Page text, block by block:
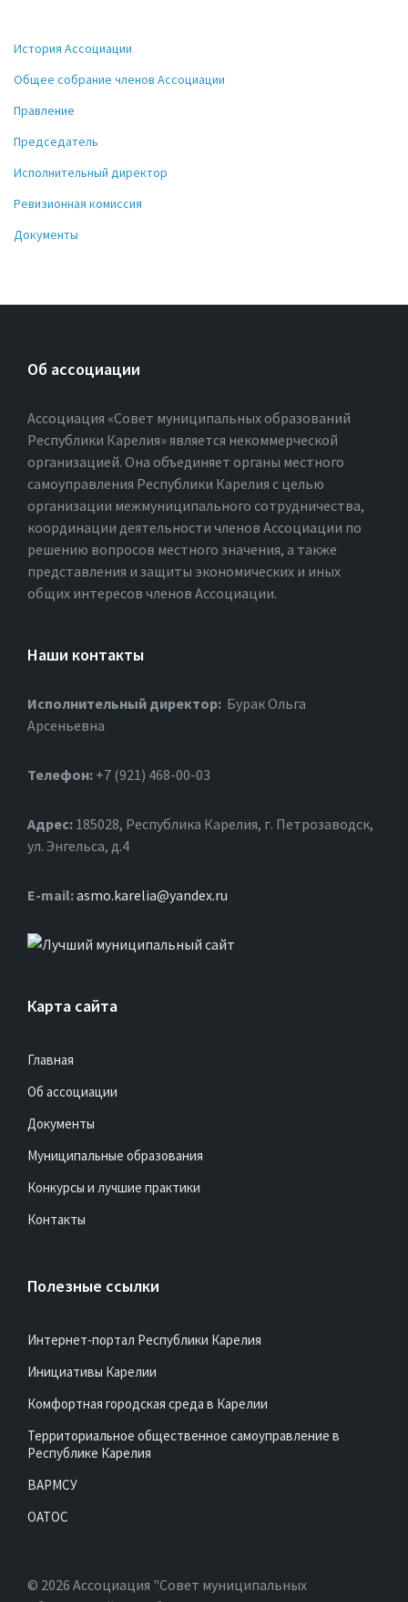
История Ассоциации
Общее собрание членов Ассоциации
Правление
Председатель
Исполнительный директор
Ревизионная комиссия
Документы
Об ассоциации
Ассоциация «Совет муниципальных образований
Республики Карелия» является некоммерческой
организацией. Она объединяет органы местного
самоуправления Республики Карелия с целью
организации межмуниципального сотрудничества,
координации деятельности членов Ассоциации по
решению вопросов местного значения, а также
представления и защиты экономических и иных
общих интересов членов Ассоциации.
Наши контакты
Исполнительный директор: Бурак Ольга
Арсеньевна
Телефон: +7 (921) 468-00-03
Адрес: 185028, Республика Карелия, г. Петрозаводск,
ул. Энгельса, д.4
Е-mail:asmo.karelia@yandex.ru
Карта сайта
Главная
Об ассоциации
Документы
Муниципальные образования
Конкурсы и лучшие практики
Контакты
Полезные ссылки
Интернет-портал Республики Карелия
Инициативы Карелии
Комфортная городская среда в Карелии
Территориальное общественное самоуправление в
Республике Карелия
ВАРМСУ
ОАТОС
© 2026 Ассоциация "Совет муниципальных